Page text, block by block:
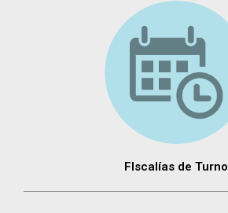
FIscalías de Turno